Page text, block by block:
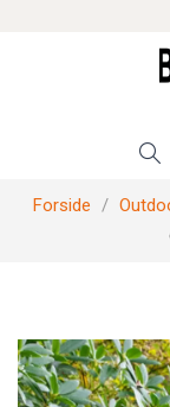
Forside